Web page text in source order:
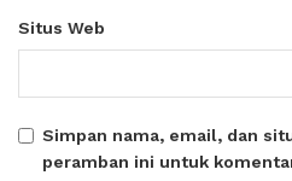
Situs Web
Simpan nama, email, dan
peramban ini untuk